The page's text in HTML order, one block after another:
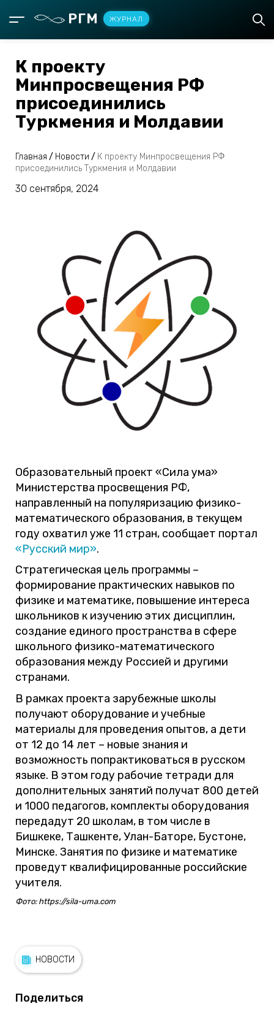
РГМ ЖУРНАЛ
К проекту
Минпросвещения РФ
присоединились
Туркмения и Молдавии
Главная / Новости / К проекту Минпросвещения РФ
присоединились Туркмения и Молдавии
30 сентября, 2024
Образовательный проект «Сила ума»
Министерства просвещения РФ,
направленный на популяризацию физико-
математического образования, в текущем
году охватил уже 11 стран, сообщает портал
«Русский мир».
Стратегическая цель программы –
формирование практических навыков по
физике и математике, повышение интереса
школьников к изучению этих дисциплин,
создание единого пространства в сфере
школьного физико-математического
образования между Россией и другими
странами.
В рамках проекта зарубежные школы
получают оборудование и учебные
материалы для проведения опытов, а дети
от 12 до 14 лет – новые знания и
возможность попрактиковаться в русском
языке. В этом году рабочие тетради для
дополнительных занятий получат 800 детей
и 1000 педагогов, комплекты оборудования
передадут 20 школам, в том числе в
Бишкеке, Ташкенте, Улан-Баторе, Бустоне,
Минске. Занятия по физике и математике
проведут квалифицированные российские
учителя.
Фото: https://sila-uma.com
НОВОСТИ
Поделиться